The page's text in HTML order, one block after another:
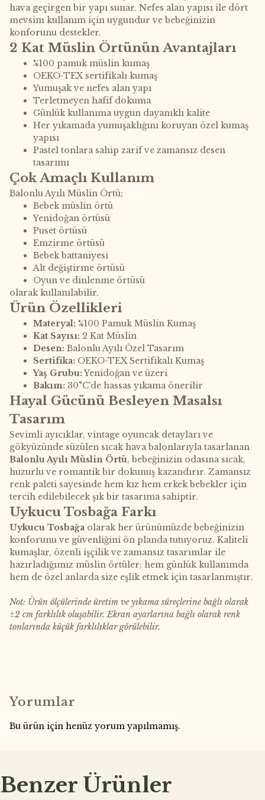
hava geçirgen bir yapı sunar. Nefes alan yapısı ile dört
mevsim kullanım için uygundur ve bebeğinizin
konforunu destekler.
2 Kat Müslin Örtünün Avantajları
%100 pamuk müslin kumaş
OEKO-TEX sertifikalı kumaş
Yumuşak ve nefes alan yapı
Terletmeyen hafif dokuma
Günlük kullanıma uygun dayanıklı kalite
Her yıkamada yumuşaklığını koruyan özel kumaş
yapısı
Pastel tonlara sahip zarif ve zamansız desen
tasarımı
Çok Amaçlı Kullanım
Balonlu Ayılı Müslin Örtü;
Bebek müslin örtü
Yenidoğan örtüsü
Puset örtüsü
Emzirme örtüsü
Bebek battaniyesi
Alt değiştirme örtüsü
Oyun ve dinlenme örtüsü
olarak kullanılabilir.
Ürün Özellikleri
Materyal: %100 Pamuk Müslin Kumaş
Kat Sayısı: 2 Kat Müslin
Desen: Balonlu Ayılı Özel Tasarım
Sertifika: OEKO-TEX Sertifikalı Kumaş
Yaş Grubu:Yenidoğan ve üzeri
Bakım: 30°C'de hassas yıkama önerilir
Hayal Gücünü Besleyen Masalsı
Tasarım
Sevimli ayıcıklar, vintage oyuncak detayları ve
gökyüzünde süzülen sıcak hava balonlarıyla tasarlanan
Balonlu Ayılı Müslin Örtü, bebeğinizin odasına sıcak,
huzurlu ve romantik bir dokunuş kazandırır. Zamansız
renk paleti sayesinde hem kız hem erkek bebekler için
tercih edilebilecek şık bir tasarıma sahiptir.
Uykucu Tosbağa Farkı
Uykucu Tosbağa olarak her ürünümüzde bebeğinizin
konforunu ve güvenliğini ön planda tutuyoruz. Kaliteli
kumaşlar, özenli işçilik ve zamansız tasarımlar ile
hazırladığımız müslin örtüler; hem günlük kullanımda
hem de özel anlarda size eşlik etmek için tasarlanmıştır.
Not: Ürün ölçülerinde üretim ve yıkama süreçlerine bağlı olarak
±2 cm farklılık oluşabilir. Ekran ayarlarına bağlı olarak renk
tonlarında küçük farklılıklar görülebilir.
Yorumlar
Bu ürün için henüz yorum yapılmamış.
Benzer Ürünler